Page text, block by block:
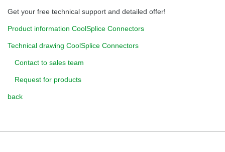
Zur deutschen Version wechseln Auf dieser Version bleiben
We have detected, that your browser prefers another language than the
switch to the Czech version?
Switch to Czech version Stay on this version
Tato stránka je k dispozici i v češtině. Chcete přepnout na českou verzi?
Váš prohlížeč se zdá být v jiném jazyce, než je právě používaný jazyk. Tato
Get your free technical support and detailed offer!
Product information CoolSplice Connectors
Technical drawing CoolSplice Connectors
Contact to sales team
Request for products
back